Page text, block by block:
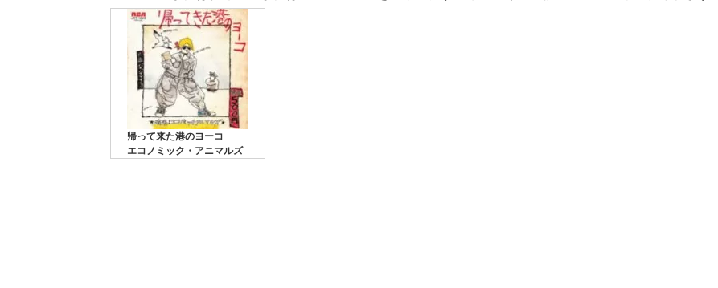
帰って来た港のヨーコ
エコノミック・アニマルズ